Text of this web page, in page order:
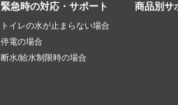
緊急時の対応・サポート
トイレの水が止まらない場合
停電の場合
断水/給水制限時の場合
商品別サ